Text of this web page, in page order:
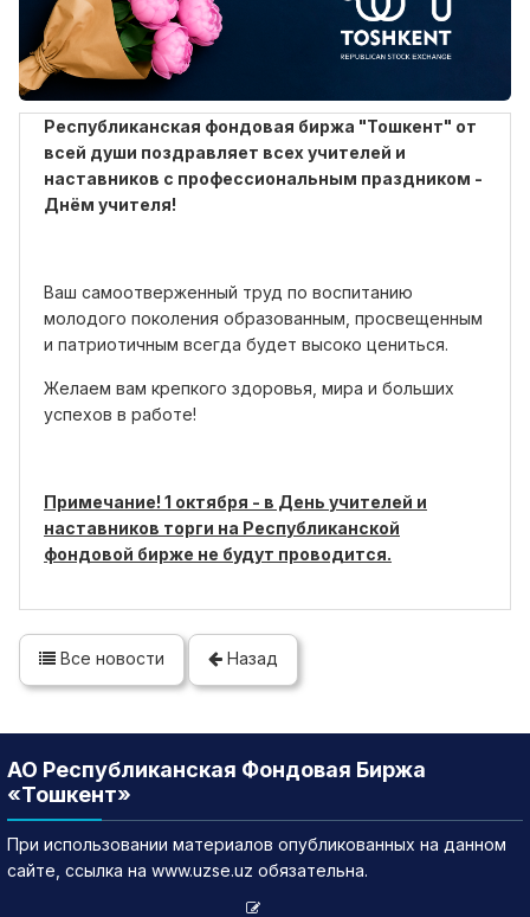
Республиканская фондовая биржа "Тошкент" от
всей души поздравляет всех учителей и
наставников с профессиональным праздником -
Днём учителя!
Ваш самоотверженный труд по воспитанию
молодого поколения образованным, просвещенным
и патриотичным всегда будет высоко цениться.
Желаем вам крепкого здоровья, мира и больших
успехов в работе!
Примечание! 1 октября - в День учителей и
наставников торги на Республиканской
фондовой бирже не будут проводится.
Все новости Назад
АО Республиканская Фондовая Биржа
«Тошкент»
При использовании материалов опубликованных на данном
сайте, ссылка на www.uzse.uz обязательна.